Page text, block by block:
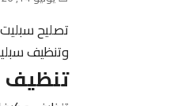
تصليح
وتنظيف